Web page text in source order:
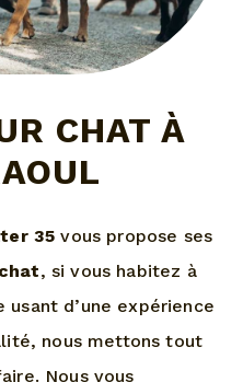
CHAT À
35 vous propose ses
, si vous habitez à
usant d’une expérience
nous mettons tout
Nous vous